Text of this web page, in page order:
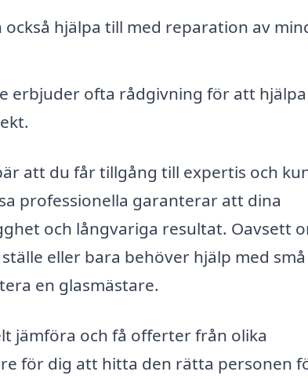
också hjälpa till med reparation av
erbjuder ofta rådgivning för att
att du får tillgång till expertis och
professionella garanterar att dina
och långvariga resultat. Oavsett
eller bara behöver hjälp med små
en glasmästare.
jämföra och få offerter från olika
för dig att hitta den rätta personen